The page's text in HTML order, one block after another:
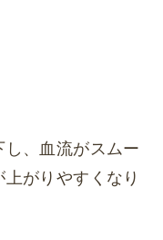
、血流がスムー
がりやすくなり